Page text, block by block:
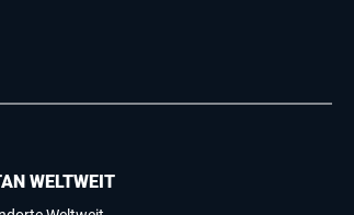
WELTWEIT